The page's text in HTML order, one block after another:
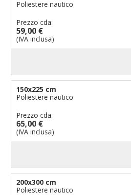
Poliestere nautico
Prezzo cda:
59,00 €
(IVA inclusa)
150x225 cm
Poliestere nautico
Prezzo cda:
65,00 €
(IVA inclusa)
200x300 cm
Poliestere nautico